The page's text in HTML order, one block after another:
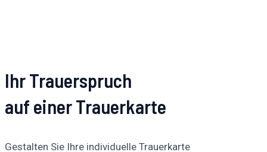
Ihr Trauerspruch
auf einer Trauerkarte
Gestalten Sie Ihre individuelle Trauerkarte